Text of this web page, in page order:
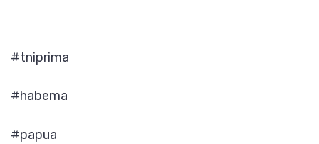
#tniprima
#habema
#papua